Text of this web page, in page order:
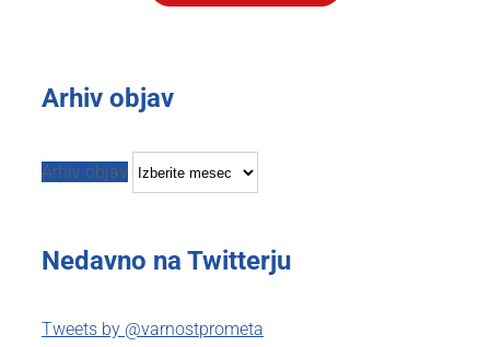
Arhiv objav
Arhiv objav
Nedavno na Twitterju
Tweets by @varnostprometa